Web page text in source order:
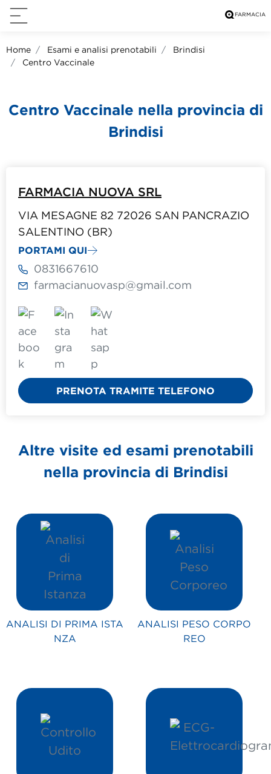
Home Esami e analisi prenotabili
Brindisi
Centro Vaccinale
Centro Vaccinale nella provincia di
Brindisi
FARMACIA NUOVA SRL
VIA MESAGNE 82 72026 SAN PANCRAZIO
SALENTINO (BR)
PORTAMI QUI
0831667610
farmacianuovasp@gmail.com
PRENOTA TRAMITE TELEFONO
Altre visite ed esami prenotabili
nella provincia di Brindisi
ANALISI DI PRIMA ISTA
NZA
ANALISI PESO CORPO
REO